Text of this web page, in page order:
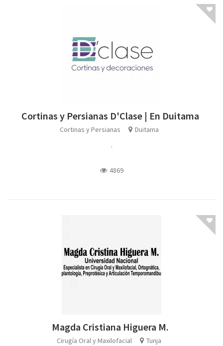
Cortinas y Persianas D'Clase | En Duitama
Cortinas y Persianas
Duitama
.
4869
Magda Cristiana Higuera M.
Cirugía Oral y Maxilofacial Tunja